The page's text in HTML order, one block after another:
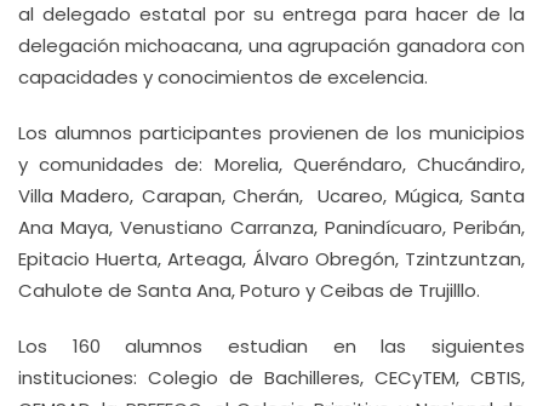
al delegado estatal por su entrega para hacer de la
delegación michoacana, una agrupación ganadora con
capacidades y conocimientos de excelencia.
Los alumnos participantes provienen de los municipios
y comunidades de: Morelia, Queréndaro, Chucándiro,
Villa Madero, Carapan, Cherán, Ucareo, Múgica, Santa
Ana Maya, Venustiano Carranza, Panindícuaro, Peribán,
Epitacio Huerta, Arteaga, Álvaro Obregón, Tzintzuntzan,
Cahulote de Santa Ana, Poturo y Ceibas de Trujilllo.
Los 160 alumnos estudian en las siguientes
instituciones: Colegio de Bachilleres, CECyTEM, CBTIS,